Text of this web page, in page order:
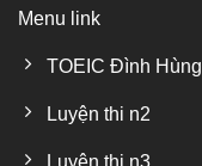
Menu link
TOEIC Đình Hùng
Luyện thi n2